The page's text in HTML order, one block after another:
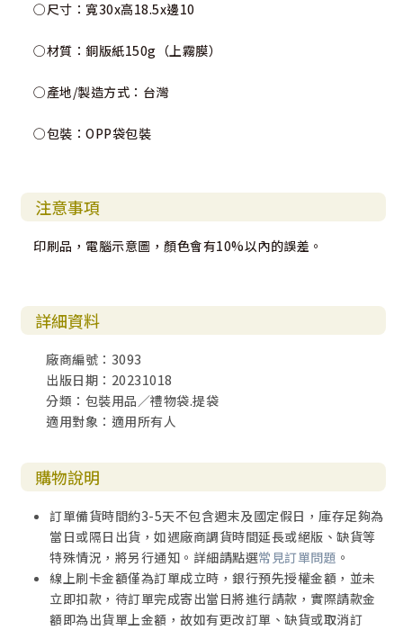
○尺寸：寬30x高18.5x邊10
○材質：銅版紙150g（上霧膜）
○產地/製造方式：台灣
○包裝：OPP袋包裝
注意事項
印刷品，電腦示意圖，顏色會有10%以內的誤差。
詳細資料
廠商編號：3093
出版日期：20231018
分類：包裝用品／禮物袋.提袋
適用對象：適用所有人
購物說明
訂單備貨時間約3-5天不包含週末及國定假日，庫存足夠為
當日或隔日出貨，如遇廠商調貨時間延長或絕版、缺貨等
特殊情況，將另行通知。詳細請點選常見訂單問題 。
線上刷卡金額僅為訂單成立時，銀行預先授權金額，並未
立即扣款，待訂單完成寄出當日將進行請款，實際請款金
額即為出貨單上金額，故如有更改訂單、缺貨或取消訂